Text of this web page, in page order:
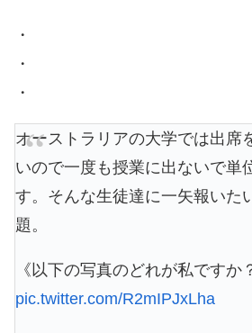
・
・
・
オーストラリアの大学では出席
いので一度も授業に出ないで単
す。そんな生徒達に一矢報いた
題。
《以下の写真のどれが私ですか
pic.twitter.com/R2mIPJxLha